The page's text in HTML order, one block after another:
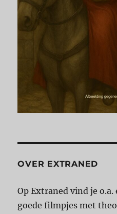
OVER EXTRANED
Op Extraned vind je
goede filmpjes met